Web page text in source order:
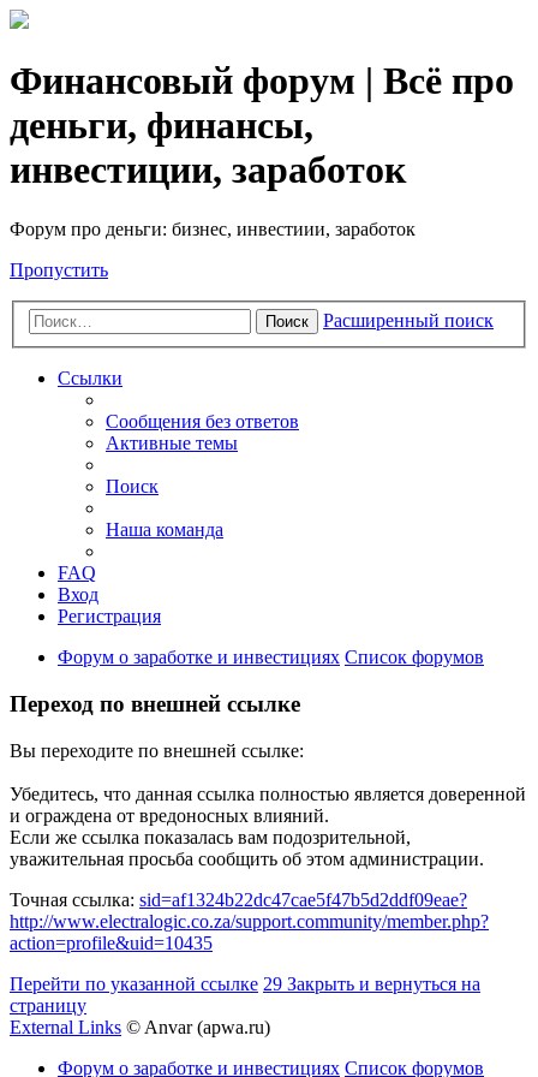
Финансовый форум | Всё про
деньги, финансы,
инвестиции, заработок
Форум про деньги: бизнес, инвестиии, заработок
Пропустить
Поиск Расширенный поиск
Ссылки
Сообщения без ответов
Активные темы
Поиск
Наша команда
FAQ
Вход
Регистрация
Форум о заработке и инвестициях Список форумов
Переход по внешней ссылке
Вы переходите по внешней ссылке:
Убедитесь, что данная ссылка полностью является доверенной
и ограждена от вредоносных влияний.
Если же ссылка показалась вам подозрительной,
уважительная просьба сообщить об этом администрации.
Точная ссылка: sid=af1324b22dc47cae5f47b5d2ddf09eae?
http://www.electralogic.co.za/support.community/member.php?
action=profile&uid=10435
Перейти по указанной ссылке 29 Закрыть и вернуться на
страницу
External Links © Anvar (apwa.ru)
Форум о заработке и инвестициях Список форумов